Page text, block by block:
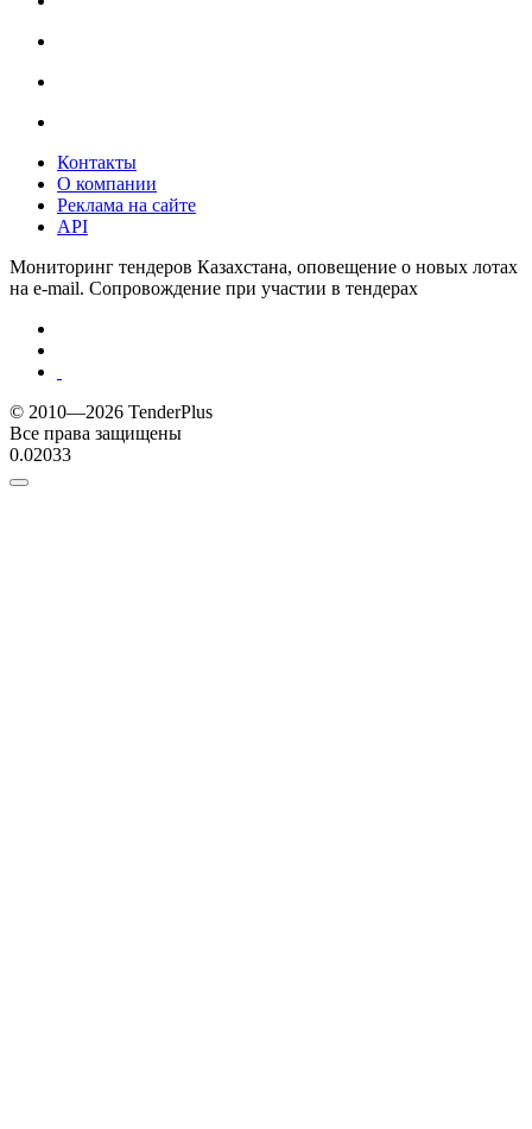
Контакты
О компании
Реклама на сайте
API
Мониторинг тендеров Казахстана, оповещение о новых лотах
на e-mail. Сопровождение при участии в тендерах
© 2010—2026 TenderPlus
Все права защищены
0.02033